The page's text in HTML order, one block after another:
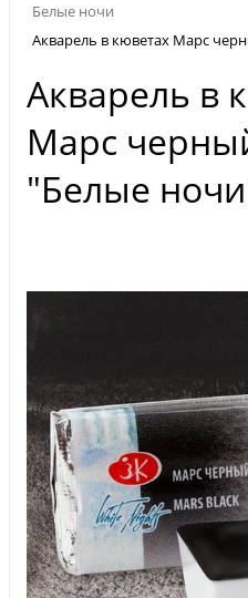
Белые ночи
Акварель в кюветах Марс
Акварель в
Марс
"Белые